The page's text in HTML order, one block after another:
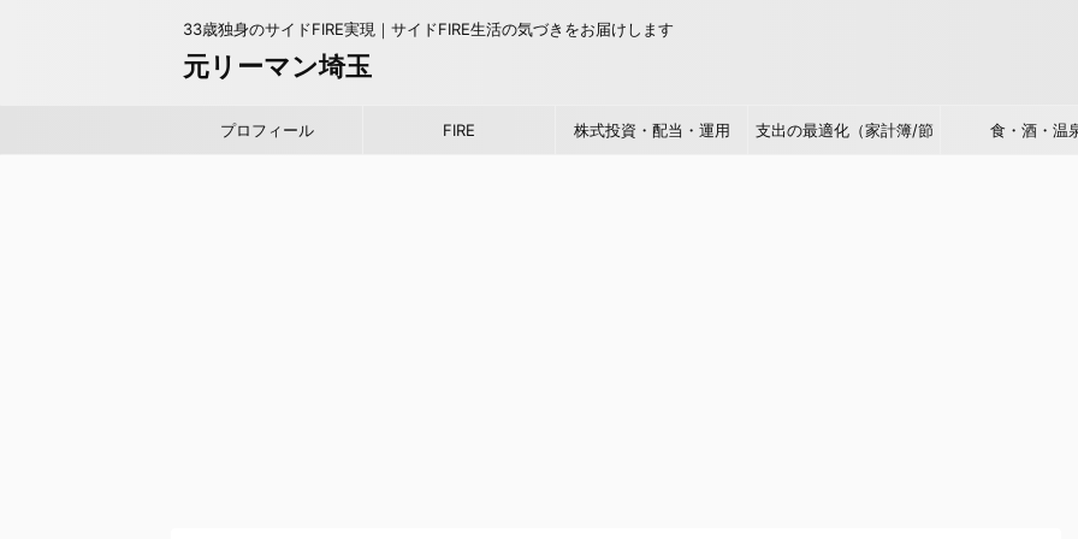
33歳独身のサイドFIRE実現｜サイドFIRE生活の気づきをお届けします
元リーマン埼玉
プロフィール FIRE 株式投資・配当・運用 支出の最適化（家計簿/節 食・酒・温